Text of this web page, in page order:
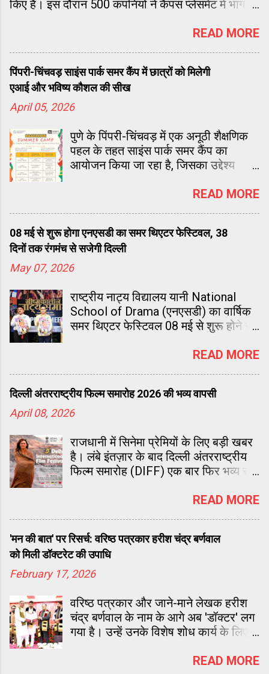
किए हैं। इस दौरान 500 कंपनियों ने कैंपस प्लेसमेंट में भाग
रहीं। यह आंकड़े प्लेसमेंट की गुणवत्ता और व्यापकता को
READ MORE
पिंपरी-चिंचवड़ साइंस पार्क समर कैंप में छात्रों को मिलेगी
एआई और भविष्य कौशल की सीख
April 05, 2026
पुणे के पिंपरी-चिंचवड़ में एक अनूठी शैक्षणिक
पहल के तहत साइंस पार्क समर कैंप का
आयोजन किया जा रहा है, जिसका उद्देश्य
लैस करना है। पिंपरी चिंचवड़ साइंस पार्क द्वारा
आयोजित यह कार्यक्रम कक्षा 3 से 10 तक के
READ MORE
08 मई से शुरू होगा एनएसडी का समर थिएटर फेस्टिवल, 38
दिनों तक रंगमंच से सजेगी दिल्ली
May 07, 2026
राष्ट्रीय नाट्य विद्यालय यानी National
School of Drama (एनएसडी) का वार्षिक
समर थिएटर फेस्टिवल 08 मई से शुरू होने जा
38 दिवसीय रंग महोत्सव में 10 चर्चित नाटकों
READ MORE
दिल्ली अंतरराष्ट्रीय फिल्म समारोह 2026 की भव्य वापसी
April 08, 2026
राजधानी में सिनेमा प्रेमियों के लिए बड़ी खबर
है। लंबे इंतज़ार के बाद दिल्ली अंतरराष्ट्रीय
फिल्म समारोह (DIFF) एक बार फिर भव्य रूप
वाला यह पांच दिवसीय आयोजन इस बार पहले
में नजर आएगा।
READ MORE
'मन की बात' पर रिसर्च: वरिष्ठ पत्रकार हरीश चंद्र बर्णवाल
को मिली डॉक्टरेट की उपाधि
February 17, 2026
वरिष्ठ पत्रकार और जाने-माने लेखक हरीश
चंद्र बर्णवाल के नाम के आगे अब 'डॉक्टर' लग
गया है। उन्हें उनके विशेष शोध कार्य के लिए
किया गया है। यह सम्मान उन्हें फरीदाबाद के
READ MORE